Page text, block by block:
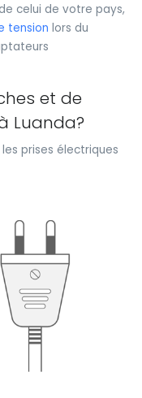
celui de votre pays,
tension lors du
et de
Luanda?
prises électriques